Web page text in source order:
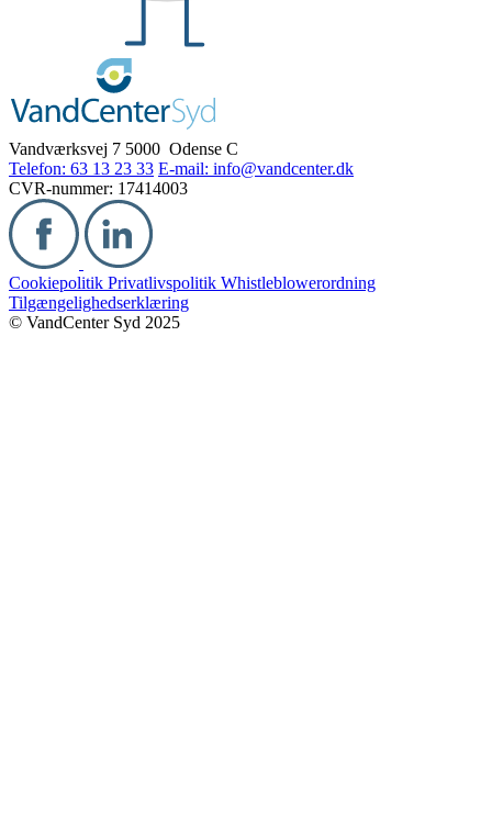
Vandværksvej 7 5000 Odense C
Telefon: 63 13 23 33 E-mail: info@vandcenter.dk
CVR-nummer: 17414003
Cookiepolitik Privatlivspolitik Whistleblowerordning
Tilgængelighedserklæring
© VandCenter Syd 2025